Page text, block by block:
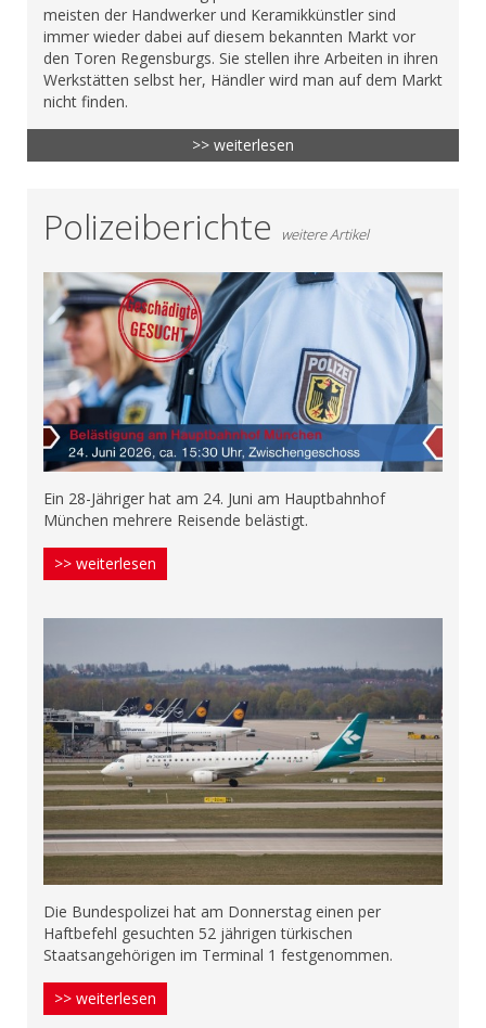
meisten der Handwerker und Keramikkünstler sind
immer wieder dabei auf diesem bekannten Markt vor
den Toren Regensburgs. Sie stellen ihre Arbeiten in ihren
Werkstätten selbst her, Händler wird man auf dem Markt
nicht finden.
>> weiterlesen
Polizeiberichte weitere Artikel
Ein 28-Jähriger hat am 24. Juni am Hauptbahnhof
München mehrere Reisende belästigt.
>> weiterlesen
Die Bundespolizei hat am Donnerstag einen per
Haftbefehl gesuchten 52 jährigen türkischen
Staatsangehörigen im Terminal 1 festgenommen.
>> weiterlesen